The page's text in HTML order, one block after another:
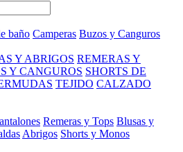
baño Camperas Buzos y Canguros
Y ABRIGOS REMERAS Y
Y CANGUROS SHORTS DE
TEJIDO CALZADO
Remeras y Tops Blusas y
Abrigos Shorts y Monos